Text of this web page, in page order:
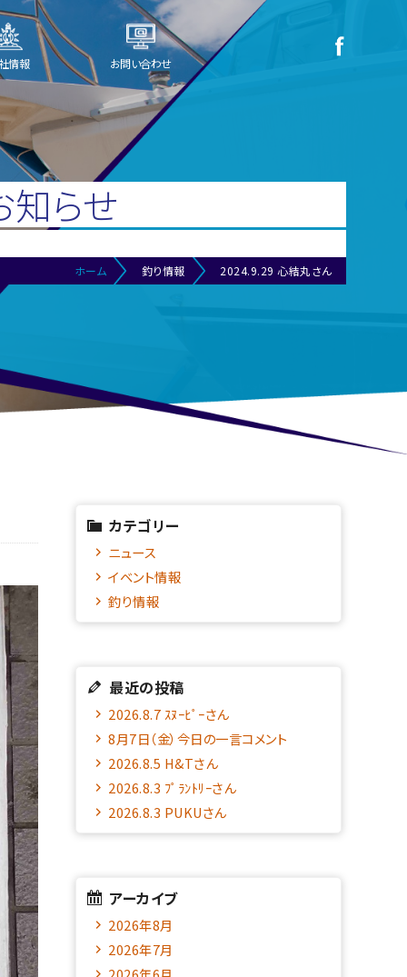
情報 お問い合わせ
知らせ
ホーム 釣り情報 2024.9.29 心結丸さん
カテゴリー
ニュース
イベント情報
釣り情報
最近の投稿
2026.8.7 ｽﾇｰﾋﾟｰさん
8月7日（金）今日の一言コメント
2026.8.5 H&Tさん
2026.8.3 ﾌﾟﾗﾝﾄﾘｰさん
2026.8.3 PUKUさん
アーカイブ
2026年8月
2026年7月